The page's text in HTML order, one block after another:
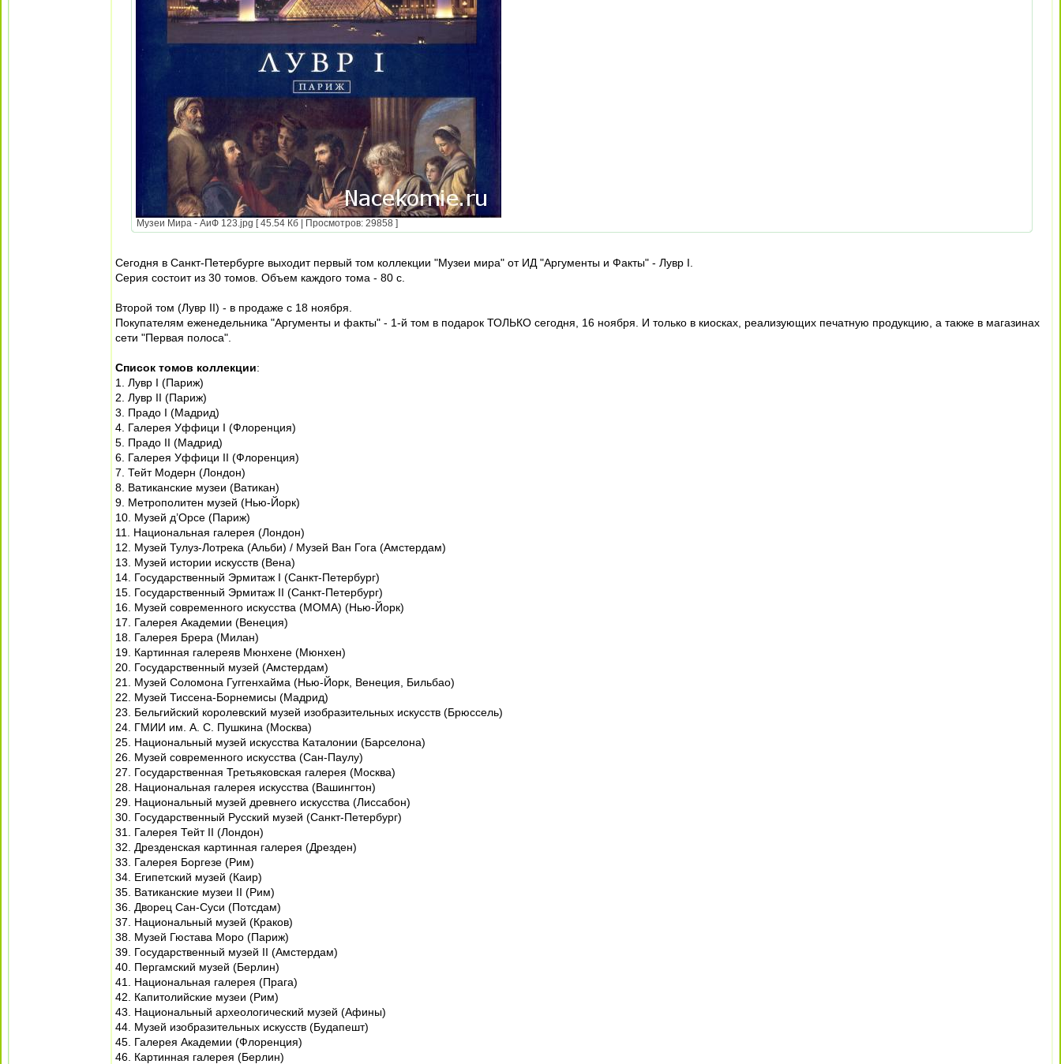
Музеи Мира - АиФ 123.jpg [ 45.54 Кб | Просмотров: 29858 ]
Сегодня в Санкт-Петербурге выходит первый том коллекции "Музеи мира" от ИД "Аргументы и Факты" - Лувр I.
Серия состоит из 30 томов. Объем каждого тома - 80 с.
Второй том (Лувр II) - в продаже с 18 ноября.
Покупателям еженедельника "Аргументы и факты" - 1-й том в подарок ТОЛЬКО сегодня, 16 ноября. И только в киосках, реализующих печатную продукцию, а также в магазинах
сети "Первая полоса".
Список томов коллекции:
1. Лувр I (Париж)
2. Лувр II (Париж)
3. Прадо I (Мадрид)
4. Галерея Уффици I (Флоренция)
5. Прадо II (Мадрид)
6. Галерея Уффици II (Флоренция)
7. Тейт Модерн (Лондон)
8. Ватиканские музеи (Ватикан)
9. Метрополитен музей (Нью-Йорк)
10. Музей д’Орсе (Париж)
11. Национальная галерея (Лондон)
12. Музей Тулуз-Лотрека (Альби) / Музей Ван Гога (Амстердам)
13. Музей истории искусств (Вена)
14. Государственный Эрмитаж I (Санкт-Петербург)
15. Государственный Эрмитаж II (Санкт-Петербург)
16. Музей современного искусства (MOMA) (Нью-Йорк)
17. Галерея Академии (Венеция)
18. Галерея Брера (Милан)
19. Картинная галереяв Мюнхене (Мюнхен)
20. Государственный музей (Амстердам)
21. Музей Соломона Гуггенхайма (Нью-Йорк, Венеция, Бильбао)
22. Музей Тиссена-Борнемисы (Мадрид)
23. Бельгийский королевский музей изобразительных искусств (Брюссель)
24. ГМИИ им. А. С. Пушкина (Москва)
25. Национальный музей искусства Каталонии (Барселона)
26. Музей современного искусства (Сан-Паулу)
27. Государственная Третьяковская галерея (Москва)
28. Национальная галерея искусства (Вашингтон)
29. Национальный музей древнего искусства (Лиссабон)
30. Государственный Русский музей (Санкт-Петербург)
31. Галерея Тейт II (Лондон)
32. Дрезденская картинная галерея (Дрезден)
33. Галерея Боргезе (Рим)
34. Египетский музей (Каир)
35. Ватиканские музеи II (Рим)
36. Дворец Сан-Суси (Потсдам)
37. Национальный музей (Краков)
38. Музей Гюстава Моро (Париж)
39. Государственный музей II (Амстердам)
40. Пергамский музей (Берлин)
41. Национальная галерея (Прага)
42. Капитолийские музеи (Рим)
43. Национальный археологический музей (Афины)
44. Музей изобразительных искусств (Будапешт)
45. Галерея Академии (Флоренция)
46. Картинная галерея (Берлин)